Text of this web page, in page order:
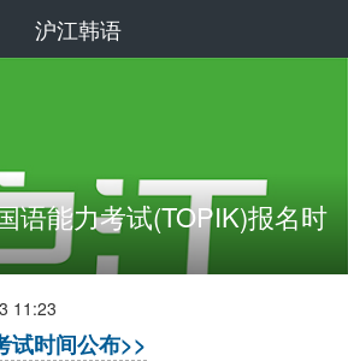
沪江韩语
语能力考试(TOPIK)报名时
11:23
试时间公布>>